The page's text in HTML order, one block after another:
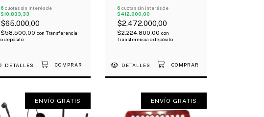
Carpincho Ecocuero
6 cuotas sin interés de
$10.833,33
$65.000,00
$58.500,00 con Transferencia
o depósito
DETALLES
Registros Estuche
Correa
6 cuotas sin interés de
$412.000,00
$2.472.000,00
$2.224.800,00 con
Transferencia o depósito
DETALLES
ENVÍO GRATIS ENVÍO GRATIS